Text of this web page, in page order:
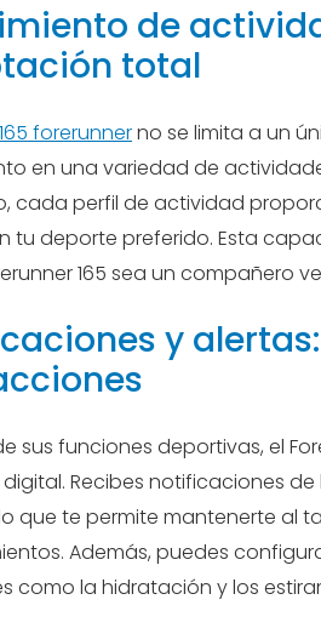
de
total
forerunnerno se limita a un
en una variedad de
cada perfil de actividad
tu deporte preferido. Esta
165 sea un compañero
y
sus funciones deportivas, el
Recibes notificaciones
que te permite mantenerte al
Además, puedes
como la hidratación y los